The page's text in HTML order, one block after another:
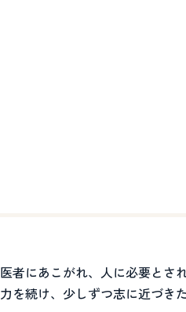
にあこがれ、人に必要とさ
続け、少しずつ志に近づきた